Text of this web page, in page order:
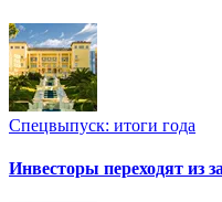
Спецвыпуск: итоги года
Инвесторы переходят из